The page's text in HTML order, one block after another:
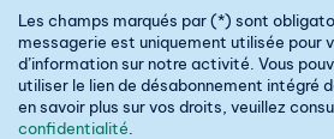
Les champs marqués par (*) sont
messagerie est uniquement utilisée pour
d’information sur notre activité. Vous
utiliser le lien de désabonnement intégré
en savoir plus sur vos droits, veuillez
confidentialité